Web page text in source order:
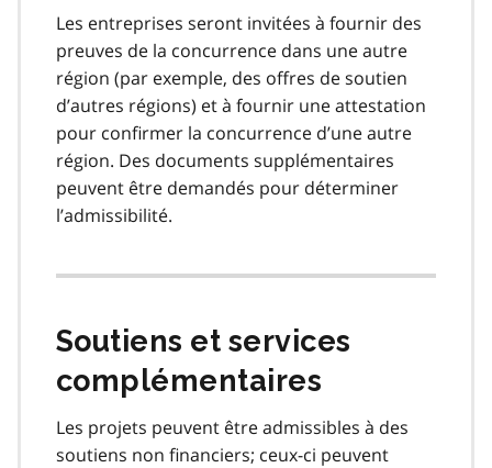
Les entreprises seront invitées à fournir des
preuves de la concurrence dans une autre
région (par exemple, des offres de soutien
d’autres régions) et à fournir une attestation
pour confirmer la concurrence d’une autre
région. Des documents supplémentaires
peuvent être demandés pour déterminer
l’admissibilité.
Soutiens et services
complémentaires
Les projets peuvent être admissibles à des
soutiens non financiers; ceux-ci peuvent